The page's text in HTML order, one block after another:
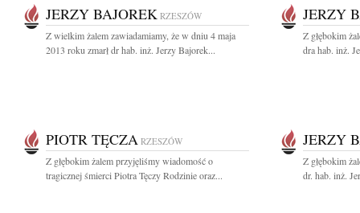
JERZY BAJOREK RZESZÓW
Z wielkim żalem zawiadamiamy, że w dniu 4 maja
2013 roku zmarł dr hab. inż. Jerzy Bajorek...
JERZY
Z głębokim
dra hab. inż.
PIOTR TĘCZA RZESZÓW
Z głębokim żalem przyjęliśmy wiadomość o
tragicznej śmierci Piotra Tęczy Rodzinie oraz...
JERZY
Z głębokim
dr. hab. inż.